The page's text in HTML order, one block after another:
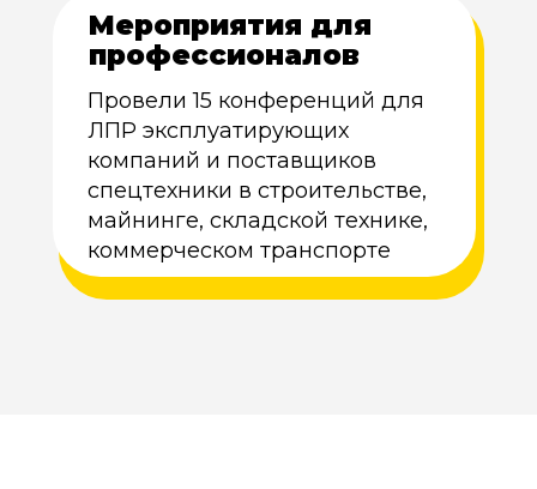
Провели 15 конференций для
ЛПР эксплуатирующих
компаний и поставщиков
спецтехники в строительстве,
майнинге, складской технике,
коммерческом транспорте
Мероприятия для
профессионалов